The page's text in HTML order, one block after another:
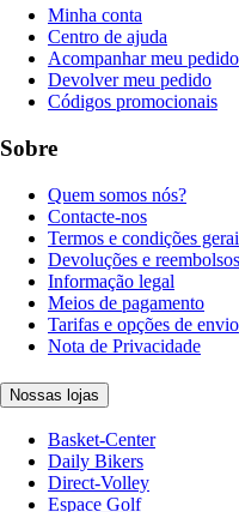
Minha conta
Centro de ajuda
Acompanhar meu pedido
Devolver meu pedido
Códigos promocionais
Sobre
Quem somos nós?
Contacte-nos
Termos e condições
Devoluções e reembolsos
Informação legal
Meios de pagamento
Tarifas e opções de envio
Nota de Privacidade
Nossas lojas
Basket-Center
Daily Bikers
Direct-Volley
Espace Golf